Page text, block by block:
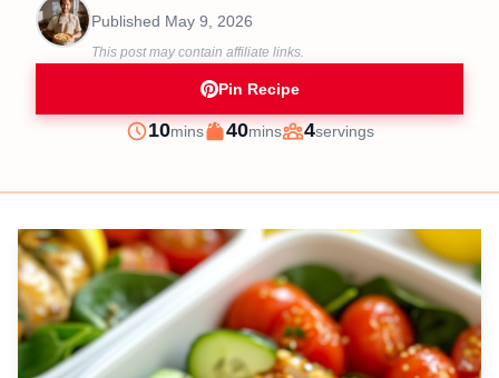
Published May 9, 2026
This post may contain affiliate links.
Pin Recipe
Prep
10minutes
mins
Cook
40minutes
mins
Servings
4servings